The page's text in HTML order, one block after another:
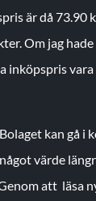
är då 73.90
Om jag
inköpspris
kan gå i
värde
att läsa